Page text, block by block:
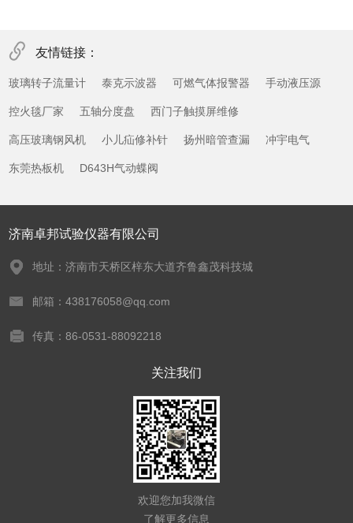
友情链接：
玻璃转子流量计 泰克示波器 可燃气体报警器 手动液压源
控火毯厂家 五轴分度盘 西门子触摸屏维修
高压玻璃钢风机 小儿疝修补针 扬州暗管查漏 冲宇电气
东莞热板机 D643H气动蝶阀
济南卓邦试验仪器有限公司
地址：济南市天桥区梓东大道齐鲁鑫茂科技城
邮箱：438176058@qq.com
传真：86-0531-88092218
关注我们
欢迎您加我微信
了解更多信息